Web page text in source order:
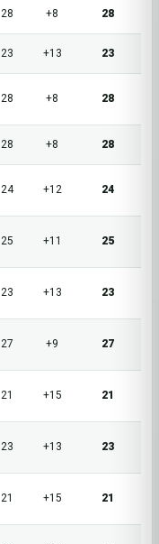
28 +8 28
23 +13 23
28 +8 28
28 +8 28
24 +12 24
25 +11 25
23 +13 23
27 +9 27
21 +15 21
23 +13 23
21 +15 21